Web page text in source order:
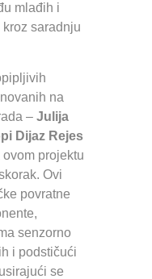
mlađih i
saradnju
na
– Julija
Dijaz Rejes
projektu
Ovi
povratne
senzorno
i podstičući
se